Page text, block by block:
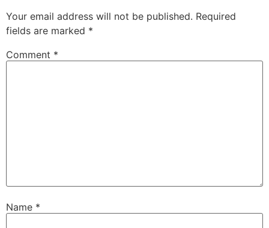
Your email address will not be published. Required
fields are marked *
Comment *
Name *